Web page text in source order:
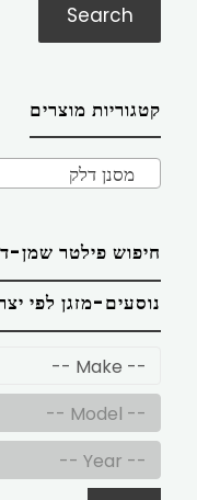
Search
קטגוריות מוצרים
מסנן דלק
חיפוש פילטר
נוסעים-מזגן לפי